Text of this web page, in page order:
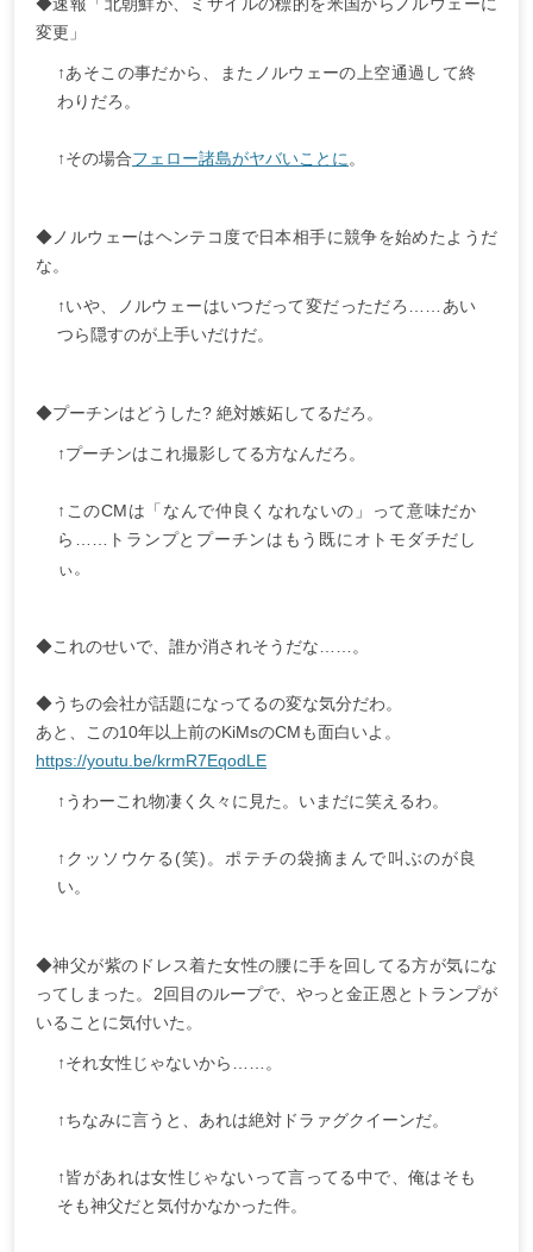
変更」
↑あそこの事だから、またノルウェーの上空通過して終
わりだろ。
↑その場合フェロー諸島がヤバいことに 。
◆ノルウェーはヘンテコ度で日本相手に競争を始めたようだ
な。
↑いや、ノルウェーはいつだって変だっただろ……あい
つら隠すのが上手いだけだ。
◆プーチンはどうした? 絶対嫉妬してるだろ。
↑プーチンはこれ撮影してる方なんだろ。
↑このCMは「なんで仲良くなれないの」って意味だか
ら……トランプとプーチンはもう既にオトモダチだし
ぃ。
◆これのせいで、誰か消されそうだな……。
◆うちの会社が話題になってるの変な気分だわ。
あと、この10年以上前のKiMsのCMも面白いよ。
https://youtu.be/krmR7EqodLE
↑うわーこれ物凄く久々に見た。いまだに笑えるわ。
↑クッソウケる(笑)。ポテチの袋摘まんで叫ぶのが良
い。
◆神父が紫のドレス着た女性の腰に手を回してる方が気にな
ってしまった。2回目のループで、やっと金正恩とトランプが
いることに気付いた。
↑それ女性じゃないから……。
↑ちなみに言うと、あれは絶対ドラァグクイーンだ。
↑皆があれは女性じゃないって言ってる中で、俺はそも
そも神父だと気付かなかった件。